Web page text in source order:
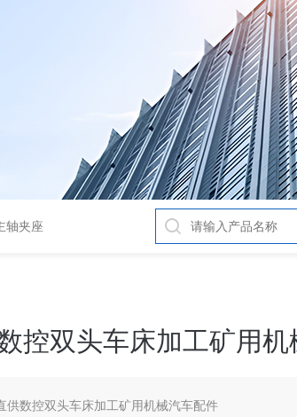
轴夹座
控双头车床加工矿用
供数控双头车床加工矿用机械汽车配件